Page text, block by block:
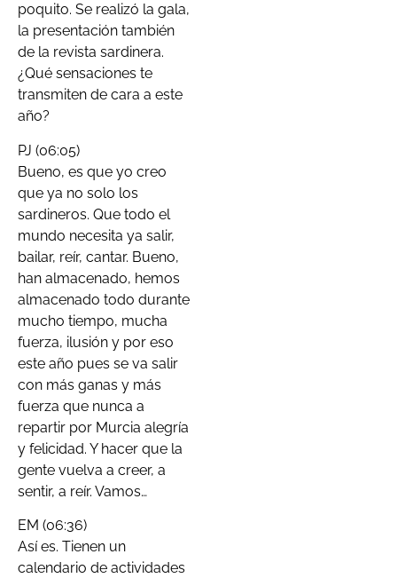
poquito. Se realizó la gala,
la presentación también
de la revista sardinera.
¿Qué sensaciones te
transmiten de cara a este
año?
PJ (06:05)
Bueno, es que yo creo
que ya no solo los
sardineros. Que todo el
mundo necesita ya salir,
bailar, reír, cantar. Bueno,
han almacenado, hemos
almacenado todo durante
mucho tiempo, mucha
fuerza, ilusión y por eso
este año pues se va salir
con más ganas y más
fuerza que nunca a
repartir por Murcia alegría
y felicidad. Y hacer que la
gente vuelva a creer, a
sentir, a reír. Vamos…
EM (06:36)
Así es. Tienen un
calendario de actividades